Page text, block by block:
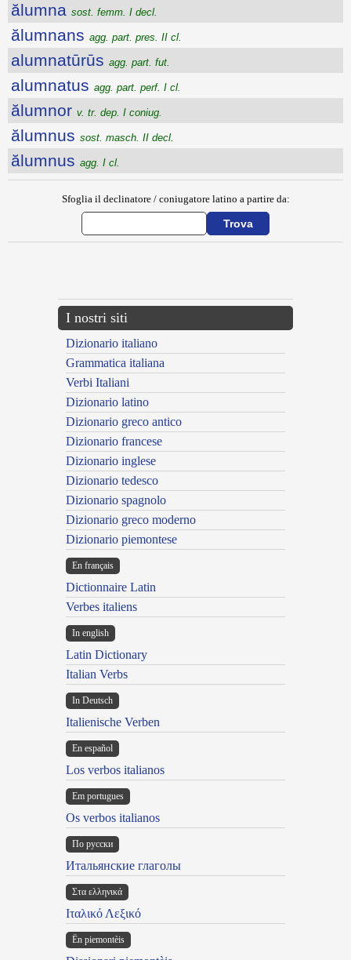
ălumna sost. femm. I decl.
ălumnans agg. part. pres. II cl.
alumnatūrūs agg. part. fut.
alumnatus agg. part. perf. I cl.
ălumnor v. tr. dep. I coniug.
ălumnus sost. masch. II decl.
ălumnus agg. I cl.
Sfoglia il declinatore / coniugatore latino a partire da:
I nostri siti
Dizionario italiano
Grammatica italiana
Verbi Italiani
Dizionario latino
Dizionario greco antico
Dizionario francese
Dizionario inglese
Dizionario tedesco
Dizionario spagnolo
Dizionario greco moderno
Dizionario piemontese
En français
Dictionnaire Latin
Verbes italiens
In english
Latin Dictionary
Italian Verbs
In Deutsch
Italienische Verben
En español
Los verbos italianos
Em portugues
Os verbos italianos
По русски
Итальянские глаголы
Στα ελληνικά
Ιταλικό Λεξικό
Ën piemontèis